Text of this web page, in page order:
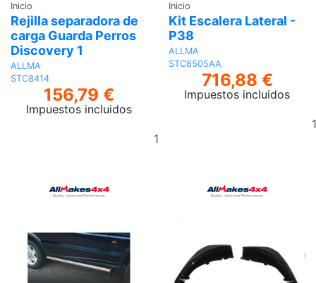
Inicio
Rejilla separadora de
carga Guarda Perros
Discovery 1
ALLMA
STC8414
156,79 €
Impuestos incluidos
Inicio
Kit Escalera Lateral -
P38
ALLMA
STC8505AA
716,88 €
Impuestos incluidos